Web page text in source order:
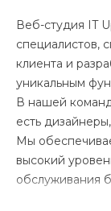
Веб-студия IT
специалистов,
клиента и
уникальным
В нашей
есть
Мы
высокий
обслуживания